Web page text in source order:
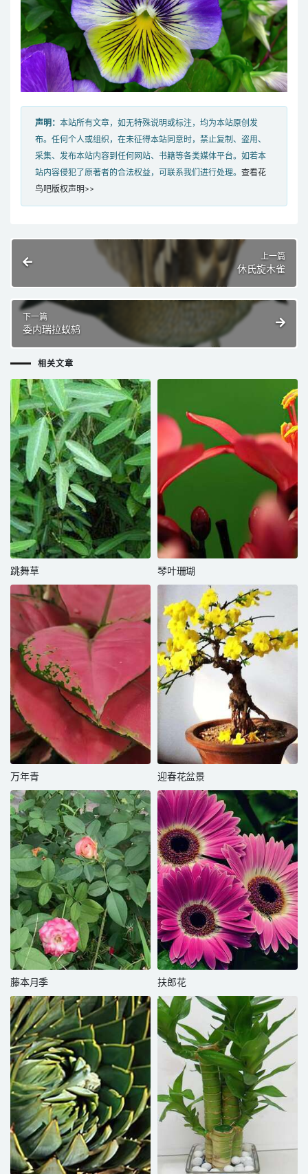
声明： 本站所有文章，如无特殊说明或标注，均为本站原创发
布。任何个人或组织，在未征得本站同意时，禁止复制、盗用、
采集、发布本站内容到任何网站、书籍等各类媒体平台。如若本
站内容侵犯了原著者的合法权益，可联系我们进行处理。 查看花
鸟吧版权声明>>
上一篇
休氏旋木雀
下一篇
委内瑞拉蚁鸫
相关文章
跳舞草 琴叶珊瑚
万年青 迎春花盆景
藤本月季 扶郎花